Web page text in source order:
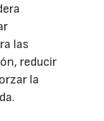
las
reducir
la